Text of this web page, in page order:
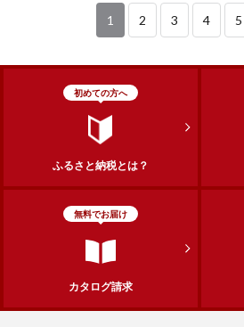
1 2 3 4 5
初めての方へ
ふるさと納税とは？
無料でお届け
カタログ請求